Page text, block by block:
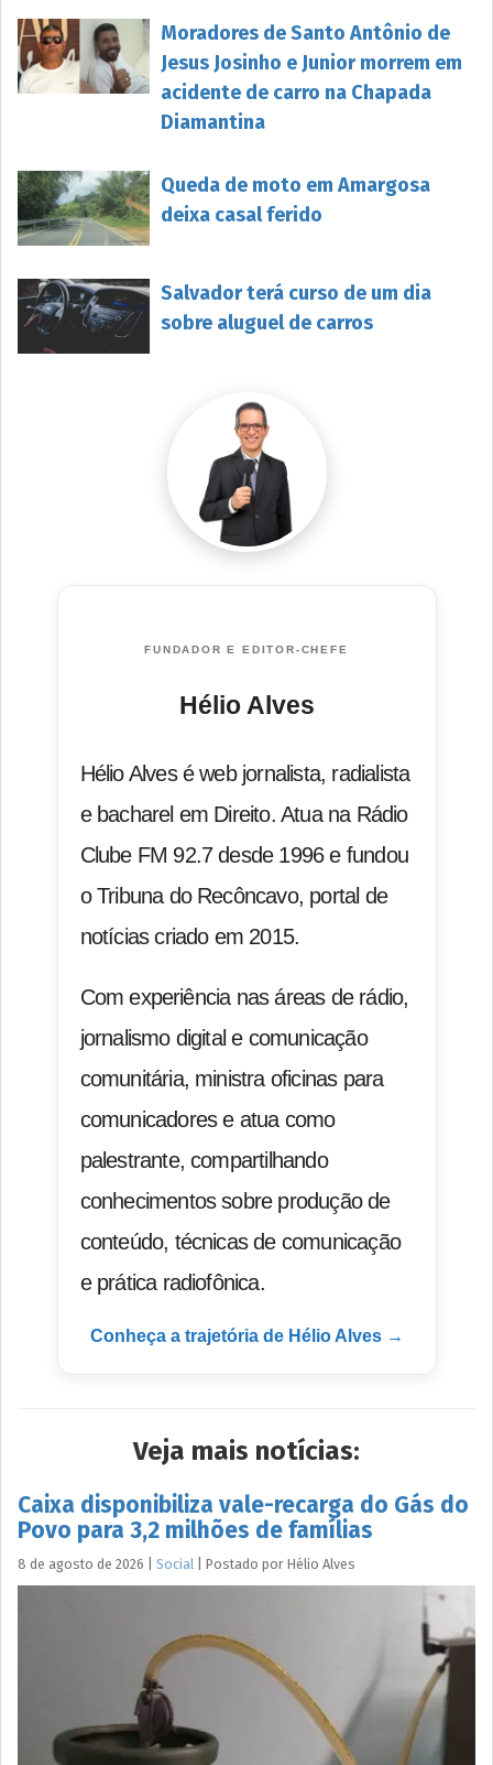
Moradores de Santo Antônio de
Jesus Josinho e Junior morrem em
acidente de carro na Chapada
Diamantina
Queda de moto em Amargosa
deixa casal ferido
Salvador terá curso de um dia
sobre aluguel de carros
FUNDADOR E EDITOR-CHEFE
Hélio Alves
Hélio Alves é web jornalista, radialista
e bacharel em Direito. Atua na Rádio
Clube FM 92.7 desde 1996 e fundou
o Tribuna do Recôncavo, portal de
notícias criado em 2015.
Com experiência nas áreas de rádio,
jornalismo digital e comunicação
comunitária, ministra oficinas para
comunicadores e atua como
palestrante, compartilhando
conhecimentos sobre produção de
conteúdo, técnicas de comunicação
e prática radiofônica.
Conheça a trajetória de Hélio Alves →
Veja mais notícias:
Caixa disponibiliza vale-recarga do Gás do
Povo para 3,2 milhões de famílias
8 de agosto de 2026 Social Postado por Hélio Alves